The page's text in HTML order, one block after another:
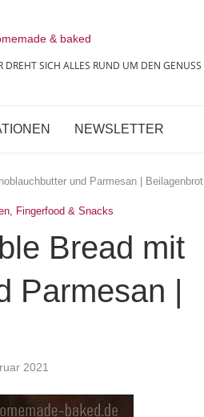
SICH ALLES RUND UM DEN GENUSS
NEWSLETTER
und Parmesan | Beilagenbrot
Fingerfood & Snacks
Bread mit
Parmesan |
2021